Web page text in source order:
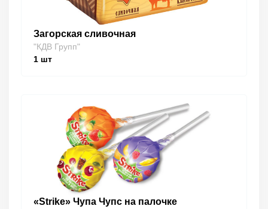
Загорская сливочная
"КДВ Групп"
1 шт
«Strike» Чупа Чупс на палочке